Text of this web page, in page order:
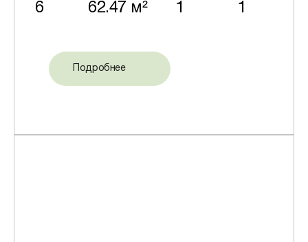
6 62.47 м² 1 1
Подробнее